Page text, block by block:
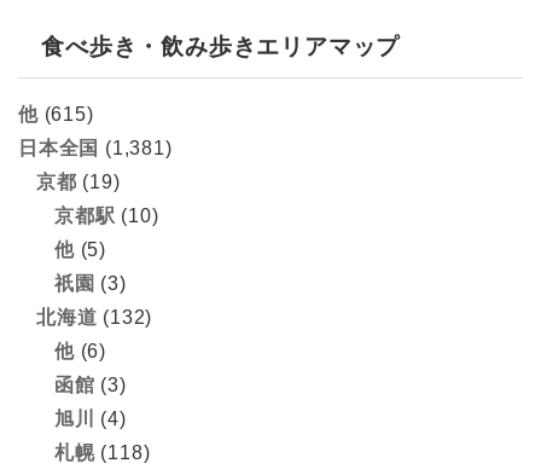
食べ歩き・飲み歩きエリアマップ
他(615)
日本全国 (1,381)
京都 (19)
京都駅 (10)
他(5)
祇園 (3)
北海道 (132)
他(6)
函館 (3)
旭川
(4)
札幌(118)